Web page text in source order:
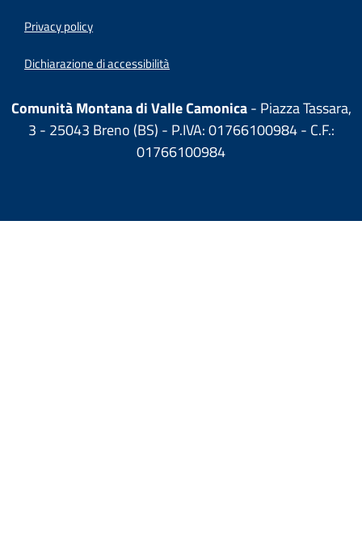
Privacy policy
Dichiarazione di accessibilità
Comunità Montana di Valle Camonica- Piazza Tassara,
3 - 25043 Breno (BS) - P.IVA: 01766100984 - C.F.:
01766100984